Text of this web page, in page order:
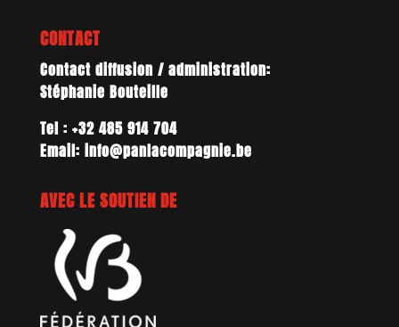
CONTACT
Contact diffusion / administration:
Stéphanie Bouteille
Tel : +32 485 914 704
Email: info@panlacompagnie.be
AVEC LE SOUTIEN DE